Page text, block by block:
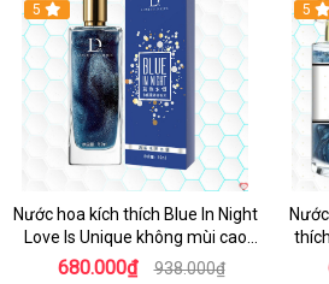
5
Nước hoa kích thích Blue In Night
Love Is Unique không mùi cao
cấp 50ml
680.000₫ 938.000₫
5